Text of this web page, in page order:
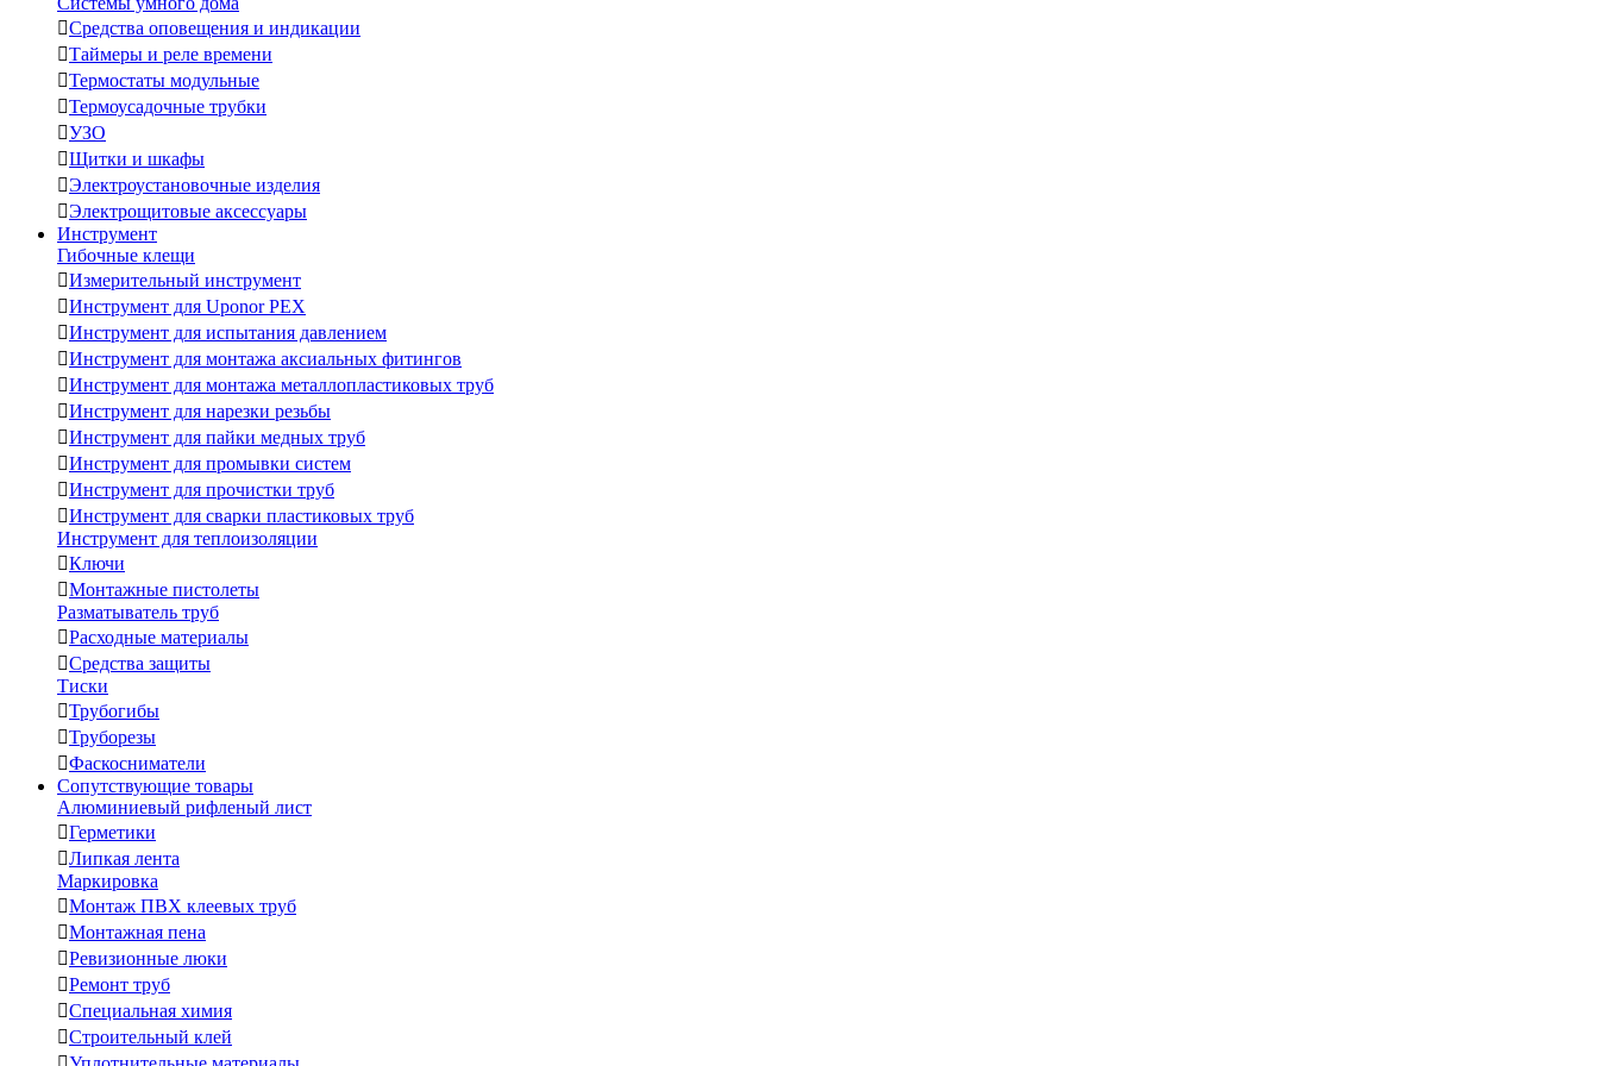
Средства оповещения и индикации
Таймеры и реле времени
Термостаты модульные
Термоусадочные трубки
УЗО
Щитки и шкафы
Электроустановочные изделия
Электрощитовые аксессуары
Инструмент
Гибочные клещи
Измерительный инструмент
Инструмент для Uponor PEX
Инструмент для испытания давлением
Инструмент для монтажа аксиальных фитингов
Инструмент для монтажа металлопластиковых труб
Инструмент для нарезки резьбы
Инструмент для пайки медных труб
Инструмент для промывки систем
Инструмент для прочистки труб
Инструмент для сварки пластиковых труб
Инструмент для теплоизоляции
Ключи
Монтажные пистолеты
Разматыватель труб
Расходные материалы
Средства защиты
Тиски
Трубогибы
Труборезы
Фаскосниматели
Сопутствующие товары
Алюминиевый рифленый лист
Герметики
Липкая лента
Маркировка
Монтаж ПВХ клеевых труб
Монтажная пена
Ревизионные люки
Ремонт труб
Специальная химия
Строительный клей